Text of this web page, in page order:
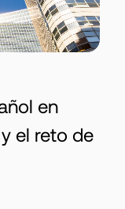
en
el reto de